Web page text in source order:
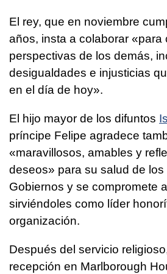
El rey, que en noviembre
años, insta a colaborar «para
perspectivas de los demás,
desigualdades e injusticias
en el día de hoy».
El hijo mayor de los difuntos
príncipe Felipe agradece
«maravillosos, amables y
deseos» para su salud de los
Gobiernos y se compromete
sirviéndoles como líder
organización.
Después del servicio
recepción en Marlborough